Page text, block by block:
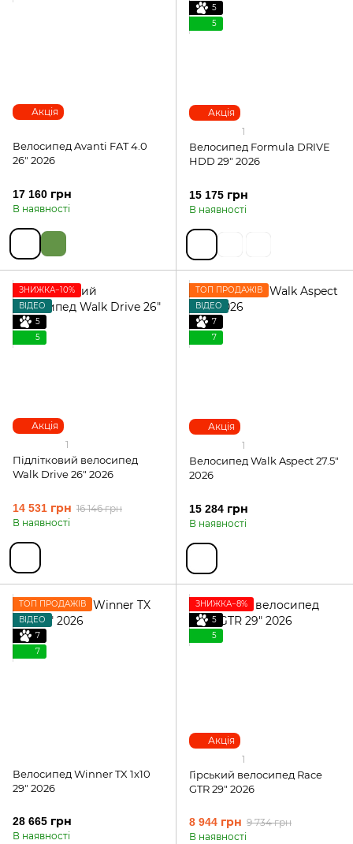
Акція
Велосипед Avanti FAT 4.0
26" 2026
17 160 грн
В наявності
Акція
5
5
1
Велосипед Formula DRIVE
HDD 29" 2026
15 175 грн
В наявності
Акція
ЗНИЖКА−10%
ВІДЕО
5
5
1
Підлітковий велосипед
Walk Drive 26" 2026
14 531 грн 16 146 грн
В наявності
Акція
ТОП ПРОДАЖІВ
ВІДЕО
7
7
1
Велосипед Walk Aspect 27.5"
2026
15 284 грн
В наявності
ТОП ПРОДАЖІВ
ВІДЕО
7
7
Велосипед Winner TX 1х10
29" 2026
28 665 грн
В наявності
Акція
ЗНИЖКА−8%
5
5
1
Гірський велосипед Race
GTR 29" 2026
8 944 грн 9 734 грн
В наявності